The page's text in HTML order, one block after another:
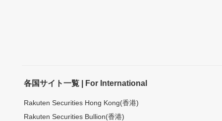
各国サイト一覧 | For International
Rakuten Securities Hong Kong(香港)
Rakuten Securities Bullion(香港)